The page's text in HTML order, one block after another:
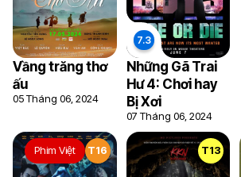
Vầng trăng thơ
ấu
05 Tháng 06, 2024
Những Gã Trai
Hư 4: Chơi hay
Bị Xơi
07 Tháng 06, 2024
Phim Việt T16 T13